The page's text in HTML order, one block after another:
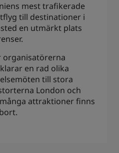
Jin Jiang
Golden Tulip
mest trafikerade
till destinationer i
en utmärkt plats
organisatörerna
en rad olika
till stora
London och
attraktioner finns